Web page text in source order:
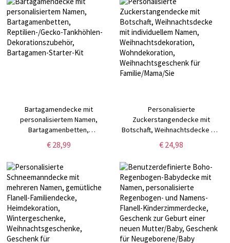
saugfähig, Geschenk für
Haustierliebhaber/-besitzer
Verlust
Bartagamendecke mit
personalisiertem Namen,
Bartagamenbetten,
Reptilien-/Gecko-Tankhöhlen-
Dekorationszubehör,
€ 28,99
Personalisierte
Zuckerstangendecke mit
Botschaft, Weihnachtsdecke mit
individuellem Namen,
Weihnachtsdekoration,
Weihnachtsgeschenk für
Familie/Mama/Sie
€ 24,98